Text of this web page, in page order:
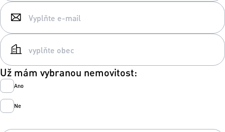
Už mám vybranou nemovitost:
Ano
Ne